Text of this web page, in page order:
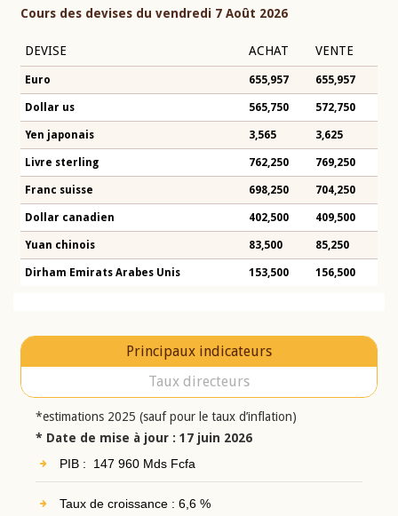
Cours des devises du vendredi 7 Août 2026
DEVISE ACHAT VENTE
Euro 655,957 655,957
Dollar us 565,750 572,750
Yen japonais 3,565 3,625
Livre sterling 762,250 769,250
Franc suisse 698,250 704,250
Dollar canadien 402,500 409,500
Yuan chinois 83,500 85,250
Dirham Emirats Arabes Unis 153,500 156,500
Principaux indicateurs
Taux directeurs
*estimations 2025 (sauf pour le taux d’inflation)
* Date de mise à jour : 17 juin 2026
PIB : 147 960 Mds Fcfa
Taux de croissance : 6,6 %